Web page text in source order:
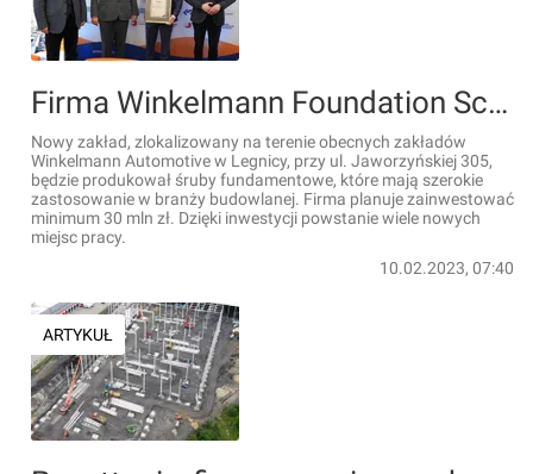
Firma Winkelmann Foundation Screw inwestuje w Legnicy. Powstanie wiele nowych miejsc pracy
Nowy zakład, zlokalizowany na terenie obecnych zakładów
Winkelmann Automotive w Legnicy, przy ul. Jaworzyńskiej 305,
będzie produkował śruby fundamentowe, które mają szerokie
zastosowanie w branży budowlanej. Firma planuje zainwestować
minimum 30 mln zł. Dzięki inwestycji powstanie wiele nowych
miejsc pracy.
10.02.2023, 07:40
ARTYKUŁ